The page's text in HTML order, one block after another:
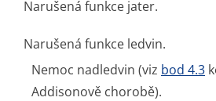
Narušená funkce jater.
Narušená funkce ledvin.
Nemoc nadledvin (viz bod 4.3
Addisonově chorobě).